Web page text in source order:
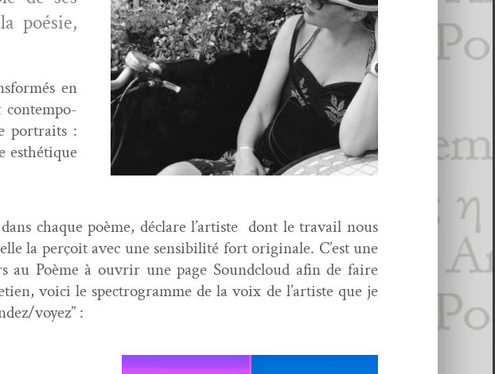
poésie,
en
con­tem­po­
por­traits :
esthé­tique
chaque poème, déclare l’artiste dont le tra­vail nous
la perçoit avec une sen­si­bil­ité fort orig­i­nale. C’est une
au Poème à ouvrir une page Sound­cloud afin de faire
voici le spec­tro­gramme de la voix de l’artiste que je
voyez” :